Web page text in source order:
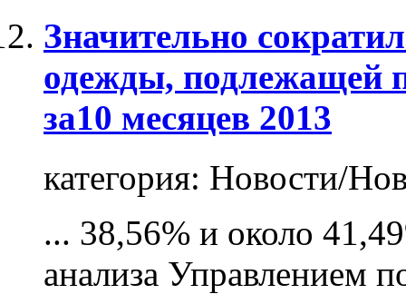
Значительно
одежды, подлежащей
за10 месяцев 2013
категория: Новости/
... 38,56% и около
анализа Управлением